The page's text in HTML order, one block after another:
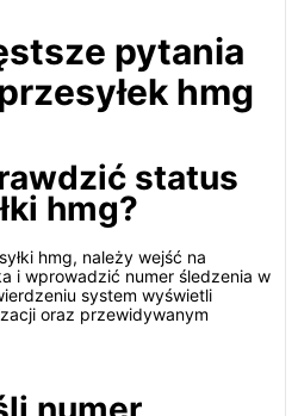
pytania
hmg
status
hmg?
hmg, należy wejść na
i wprowadzić numer śledzenia w
system wyświetli
oraz przewidywanym